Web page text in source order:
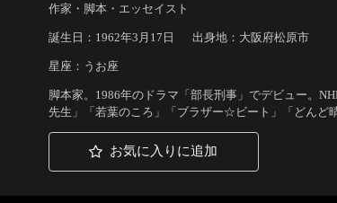
作家・脚本・エッセイスト
誕生日：1962年3月17日 出身地：大阪府松原市
星座：うお座
脚本家。1986年のドラマ「部長刑事」でデビュー。
先生」「若葉のころ」「ブラザー☆ビート」「どんど
お気に入りに追加